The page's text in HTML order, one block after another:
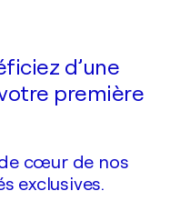
d’une
première
cœur de nos
exclusives.